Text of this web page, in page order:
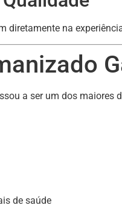
diretamente na
a ser um dos maiores
de saúde